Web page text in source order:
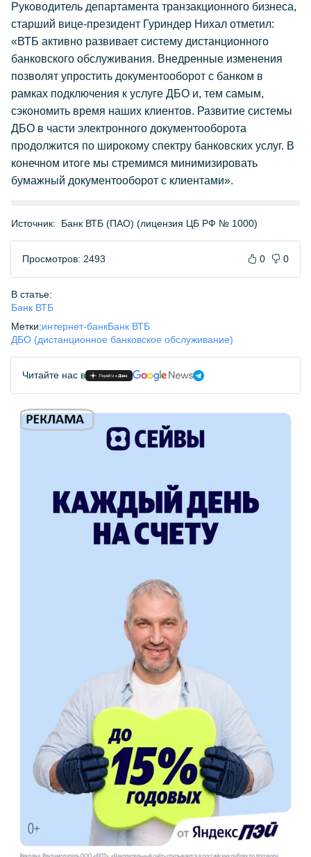
Руководитель департамента транзакционного бизнеса,
старший вице-президент Гуриндер Нихал отметил:
«ВТБ активно развивает систему дистанционного
банковского обслуживания. Внедренные изменения
позволят упростить документооборот с банком в
рамках подключения к услуге ДБО и, тем самым,
сэкономить время наших клиентов. Развитие системы
ДБО в части электронного документооборота
продолжится по широкому спектру банковских услуг. В
конечном итоге мы стремимся минимизировать
бумажный документооборот с клиентами».
Источник: Банк ВТБ (ПАО) (лицензия ЦБ РФ № 1000)
Просмотров: 2493 0 0
В статье:
Банк ВТБ
Метки:интернет-банкБанк ВТБ
ДБО (дистанционное банковское обслуживание)
Читайте нас в